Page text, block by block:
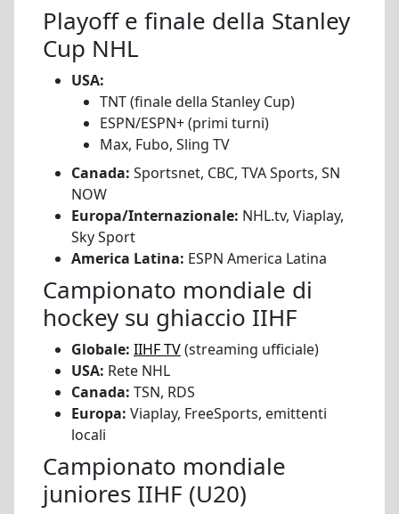
Playoff e finale della Stanley
Cup NHL
USA:
TNT (finale della Stanley Cup)
ESPN/ESPN+ (primi turni)
Max, Fubo, Sling TV
Canada: Sportsnet, CBC, TVA Sports, SN
NOW
Europa/Internazionale: NHL.tv, Viaplay,
Sky Sport
America Latina: ESPN America Latina
Campionato mondiale di
hockey su ghiaccio IIHF
Globale: IIHF TV(streaming ufficiale)
USA: Rete NHL
Canada: TSN, RDS
Europa: Viaplay, FreeSports, emittenti
locali
Campionato mondiale
juniores IIHF (U20)